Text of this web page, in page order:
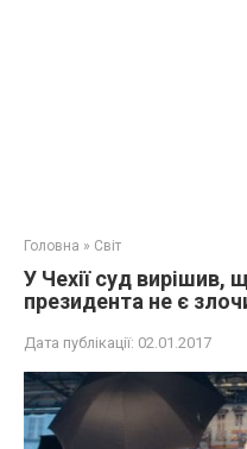
Головна » Світ
У Чехії суд вирішив,
президента не є
Дата публікації: 02.01.2017